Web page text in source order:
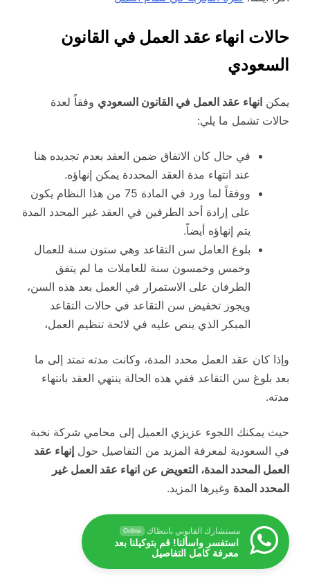
حالات انهاء عقد العمل في القانون
السعودي
يمكن انهاء عقد العمل في القانون السعودي وفقاً لعدة
حالات تشمل ما يلي:
في حال كان الاتفاق ضمن العقد بعدم تجديده هنا
عند انتهاء مدة العقد المحددة يمكن إنهاؤه.
ووفقاً لما ورد في المادة 75 من هذا النظام يكون
على إرادة أحد الطرفين في العقد غير المحدد المدة
يتم إنهاؤه أيضاً.
بلوغ العامل سن التقاعد وهي ستون سنة للعمال
وخمس وخمسون سنة للعاملات ما لم يتفق
الطرفان على الاستمرار في العمل بعد هذه السن،
ويجوز تخفيض سن التقاعد في حالات التقاعد
المبكر الذي ينص عليه في لائحة تنظيم العمل،
وإذا كان عقد العمل محدد المدة، وكانت مدته تمتد إلى ما
بعد بلوغ سن التقاعد ففي هذه الحالة ينتهي العقد بانتهاء
مدته.
حيث يمكنك اللجوء عزيزي العميل إلى محامي شركة نخبة
في السعودية لمعرفة المزيد من التفاصيل حول إنهاء عقد
العمل المحدد المدة، التعويض عن انهاء عقد العمل غير
المحدد المدة وغيرها المزيد.
مستشارك القانوني بانتظاك Online
استفسر واسألنا! قم بتوكيلنا بعد
معرفة كامل التفاصيل